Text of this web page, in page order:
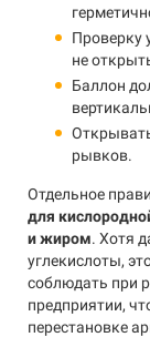
Проверку
не
Баллон
рывков.
Отдельное
для
и жиром. Хотя
углекислоты,
соблюдать при
предприятии,
перестановке